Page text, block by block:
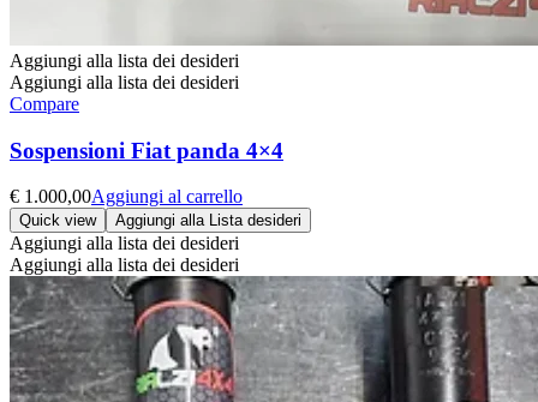
Aggiungi alla lista dei desideri
Aggiungi alla lista dei desideri
Compare
Sospensioni Fiat panda 4×4
€ 1.000,00Aggiungi al carrello
Quick view Aggiungi alla Lista desideri
Aggiungi alla lista dei desideri
Aggiungi alla lista dei desideri